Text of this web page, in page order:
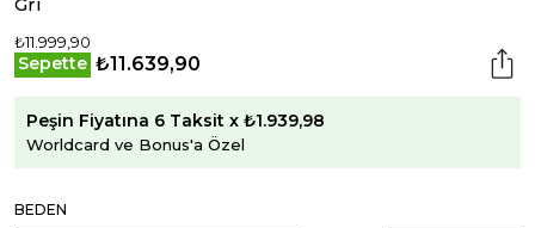
₺11.999,90
Sepette ₺11.639,90
Peşin Fiyatına 6 Taksit x ₺1.939,98
Worldcard ve Bonus'a Özel
BEDEN